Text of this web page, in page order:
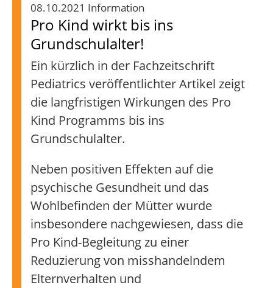
08.10.2021 Information
Pro Kind wirkt bis ins
Grundschulalter!
Ein kürzlich in der Fachzeitschrift
Pediatrics veröffentlichter Artikel zeigt
die langfristigen Wirkungen des Pro
Kind Programms bis ins
Grundschulalter.
Neben positiven Effekten auf die
psychische Gesundheit und das
Wohlbefinden der Mütter wurde
insbesondere nachgewiesen, dass die
Pro Kind-Begleitung zu einer
Reduzierung von misshandelndem
Elternverhalten und